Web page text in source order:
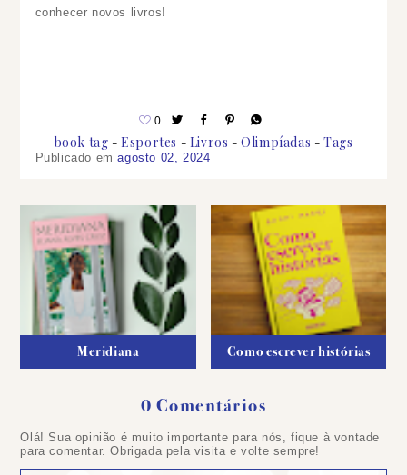
conhecer novos livros!
0
book tag Esportes Livros Olimpíadas Tags
Publicado emagosto 02, 2024
Meridiana Como escrever histórias
0 Comentários
um
comentário
Olá! Sua opinião é muito importante para nós, fique à vontade
para comentar. Obrigada pela visita e volte sempre!